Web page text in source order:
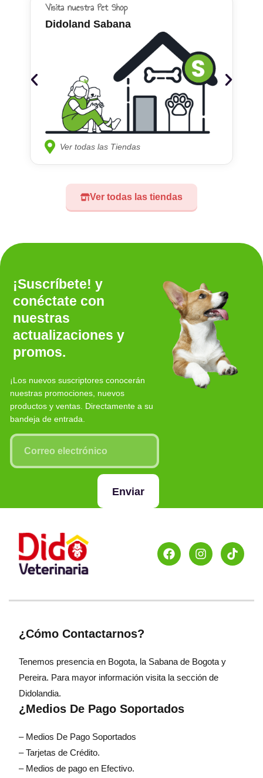
Ver todas las tiendas
Visita nuestra Pet Shop
Didoland Sabana
Ver todas las Tiendas
¡Suscríbete! y
conéctate con
nuestras
actualizaciones y
promos.
¡Los nuevos suscriptores conocerán
nuestras promociones, nuevos
productos y ventas. Directamente a su
bandeja de entrada.
Enviar
¿Cómo Contactarnos?
Tenemos presencia en Bogota, la Sabana de Bogota y
Pereira. Para mayor información visita la sección de
Didolandia.
¿Medios De Pago Soportados
– Medios De Pago Soportados
– Tarjetas de Crédito.
– Medios de pago en Efectivo.